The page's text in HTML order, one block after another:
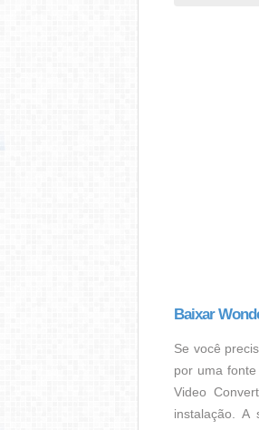
Baixar
Se você
por uma
Video
instalação.